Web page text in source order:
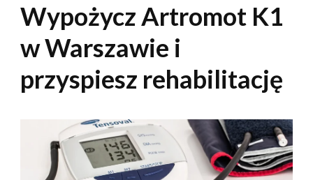
Wypożycz Artromot K1
w Warszawie i
przyspiesz rehabilitację